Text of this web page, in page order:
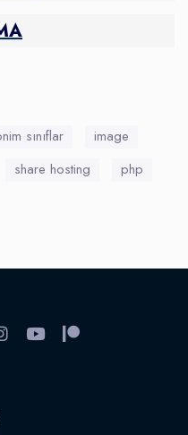
sınıflar
image
share hosting
php